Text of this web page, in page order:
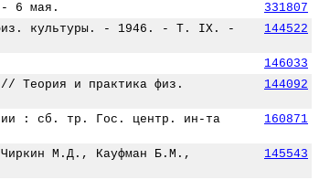
- 6 мая.
331807
физ. культуры. - 1946. - Т. IX. -
144522
146033
Теория и практика физ.
144092
: сб. тр. Гос. центр. ин-та
160871
/ Чиркин М.Д., Кауфман Б.М.,
145543